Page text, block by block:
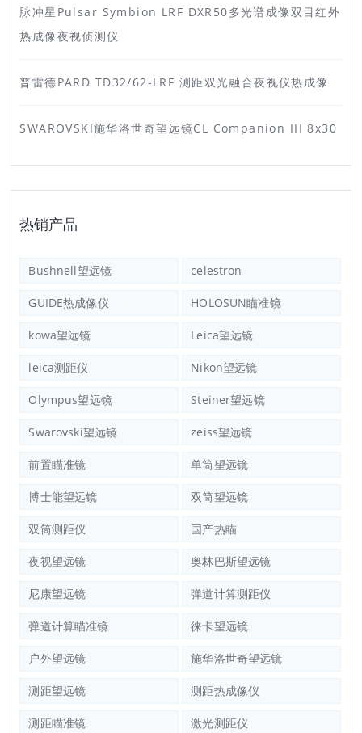
脉冲星Pulsar Symbion LRF DXR50多光谱成像双目红外
热成像夜视侦测仪
普雷德PARD TD32/62-LRF 测距双光融合夜视仪热成像
SWAROVSKI施华洛世奇望远镜CL Companion III 8x30
热销产品
Bushnell望远镜 celestron
GUIDE热成像仪 HOLOSUN瞄准镜
kowa望远镜 Leica望远镜
leica测距仪 Nikon望远镜
Olympus望远镜 Steiner望远镜
Swarovski望远镜 zeiss望远镜
前置瞄准镜 单筒望远镜
博士能望远镜 双筒望远镜
双筒测距仪 国产热瞄
夜视望远镜 奥林巴斯望远镜
尼康望远镜 弹道计算测距仪
弹道计算瞄准镜 徕卡望远镜
户外望远镜 施华洛世奇望远镜
测距望远镜 测距热成像仪
测距瞄准镜 激光测距仪